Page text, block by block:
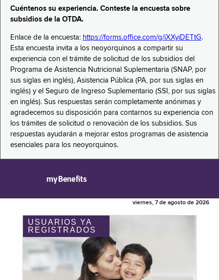
Cuéntenos su experiencia. Conteste la encuesta sobre
subsidios de la OTDA.
Enlace de la encuesta: https://forms.office.com/g/iXXyiDETtG.
Esta encuesta invita a los neoyorquinos a compartir su
experiencia con el trámite de solicitud de los subsidios del
Programa de Asistencia Nutricional Suplementaria (SNAP, por
sus siglas en inglés), Asistencia Pública (PA, por sus siglas en
inglés) y el Seguro de Ingreso Suplementario (SSI, por sus siglas
en inglés). Sus respuestas serán completamente anónimas y
agradecemos su disposición para contarnos su experiencia con
los trámites de solicitud o renovación de los subsidios. Sus
respuestas ayudarán a mejorar estos programas de asistencia
esenciales para los neoyorquinos.
myBenefits
viernes, 7 de agosto de 2026
USUARIOS YA
REGISTRADOS